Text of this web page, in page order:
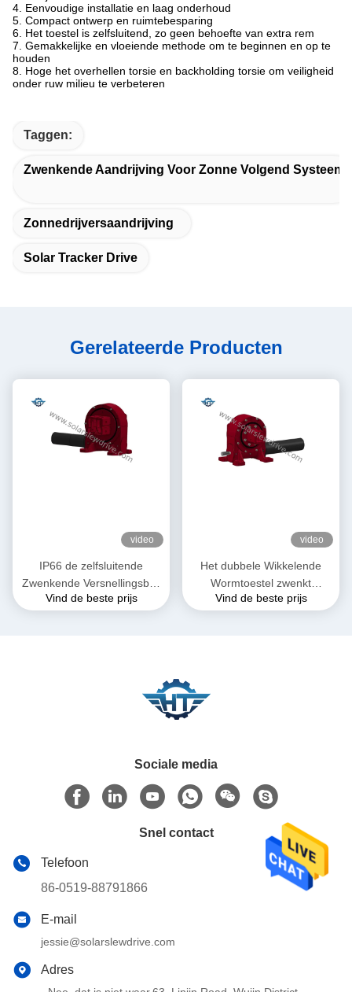
4. Eenvoudige installatie en laag onderhoud
5. Compact ontwerp en ruimtebesparing
6. Het toestel is zelfsluitend, zo geen behoefte van extra rem
7. Gemakkelijke en vloeiende methode om te beginnen en op te
houden
8. Hoge het overhellen torsie en backholding torsie om veiligheid
onder ruw milieu te verbeteren
Taggen:
Zwenkende Aandrijving Voor Zonne Volgend Systeem
Zonnedrijversaandrijving
Solar Tracker Drive
Gerelateerde Producten
video
IP66 de zelfsluitende
Zwenkende Versnellingsbak
van het
Vind de beste prijs
video
Het dubbele Wikkelende
Wormtoestel zwenkt
Aandrijving voor
Vind de beste prijs
Sociale media
Snel contact
Telefoon
86-0519-88791866
E-mail
jessie@solarslewdrive.com
Adres